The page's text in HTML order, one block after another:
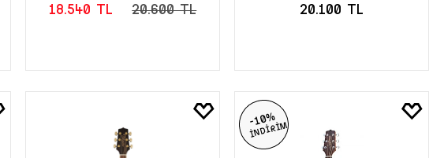
18.540 TL 20.600 TL
SEPETE EKLE
20.100 TL
SEPETE EKLE
-10%
İNDİRİM